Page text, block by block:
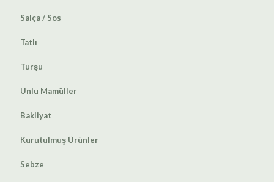
Salça / Sos
Tatlı
Turşu
Unlu Mamüller
Bakliyat
Kurutulmuş Ürünler
Sebze